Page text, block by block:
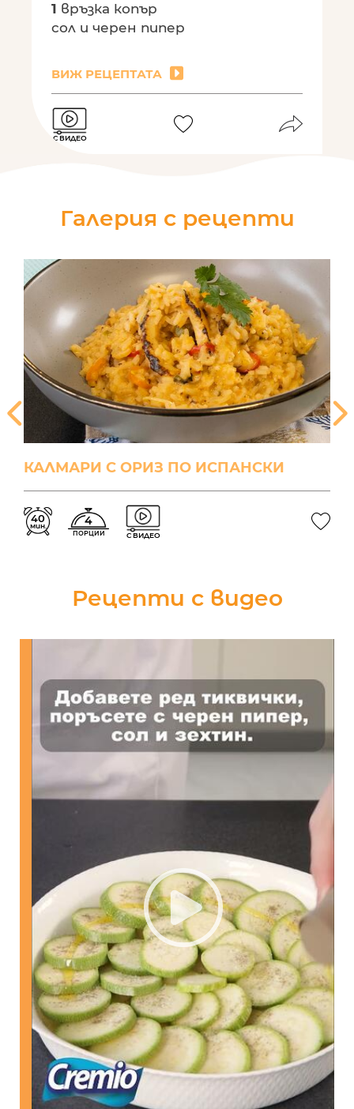
1 връзка копър
сол и черен пипер
ВИЖ РЕЦЕПТАТА
С ВИДЕО
Галерия с рецепти
КАЛМАРИ С ОРИЗ ПО ИСПАНСКИ
40
мин. 4
ПОРЦИИ С ВИДЕО
Рецепти с видео